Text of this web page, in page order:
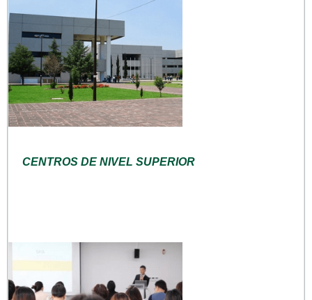
CENTROS DE NIVEL SUPERIOR